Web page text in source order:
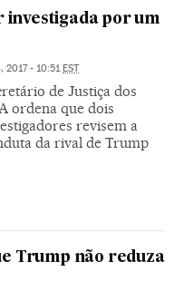
por um
2017 - 10:51EST
de Justiça dos
ordena que dois
revisem a
da rival de Trump
Trump não reduza